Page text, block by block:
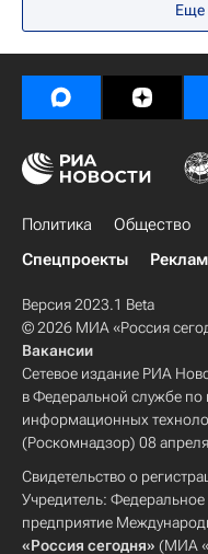
Еще
Политика Общество
Спецпроекты
Версия 2023.1 Beta
© 2026 МИА «Россия
Вакансии
Сетевое издание РИА
в Федеральной службе по
информационных
(Роскомнадзор) 08
Свидетельство о
Учредитель: Федеральное
предприятие
«Россия сегодня» (МИА